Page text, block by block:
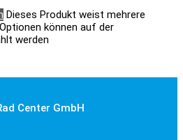
Dieses Produkt weist mehrere
können auf der
werden
Center GmbH